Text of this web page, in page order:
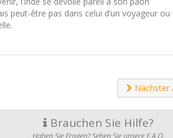
être pas dans celui d’un voyageur ou
Nächster
Brauchen Sie Hilfe?
Haben Sie Fragen? Sehen Sie unsere F.A.Q.